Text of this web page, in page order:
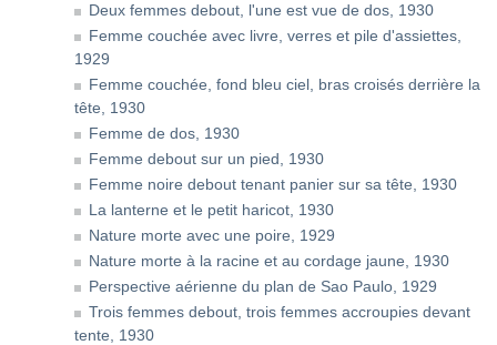
Deux femmes debout, l'une est vue de dos, 1930
Femme couchée avec livre, verres et pile d'assiettes,
1929
Femme couchée, fond bleu ciel, bras croisés derrière la
tête, 1930
Femme de dos, 1930
Femme debout sur un pied, 1930
Femme noire debout tenant panier sur sa tête, 1930
La lanterne et le petit haricot, 1930
Nature morte avec une poire, 1929
Nature morte à la racine et au cordage jaune, 1930
Perspective aérienne du plan de Sao Paulo, 1929
Trois femmes debout, trois femmes accroupies devant
tente, 1930